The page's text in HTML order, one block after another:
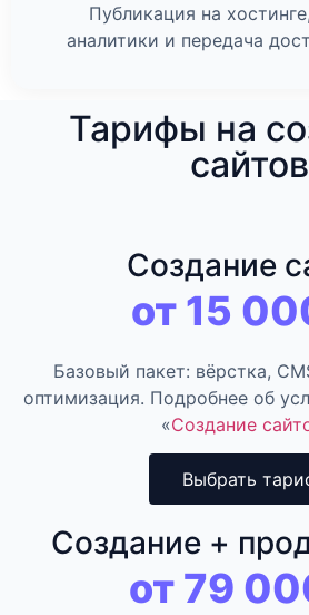
Публикация на
аналитики и передача
Тарифы на
сайтов
Создание
от 15
Базовый пакет: вёрстка,
оптимизация. Подробнее об
«Создание
Выбрать
Создание +
от 79